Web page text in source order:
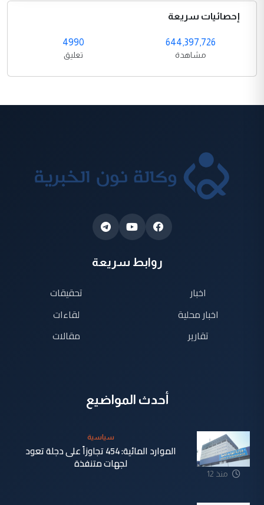
إحصائيات سريعة
644,397,726
مشاهدة
4990
تعليق
روابط سريعة
اخبار
اخبار محلية
تقارير
تحقيقات
لقاءات
مقالات
أحدث المواضيع
منذ 12
سياسية
الموارد المائية: 454 تجاوزاً على دجلة تعود
لجهات متنفذة